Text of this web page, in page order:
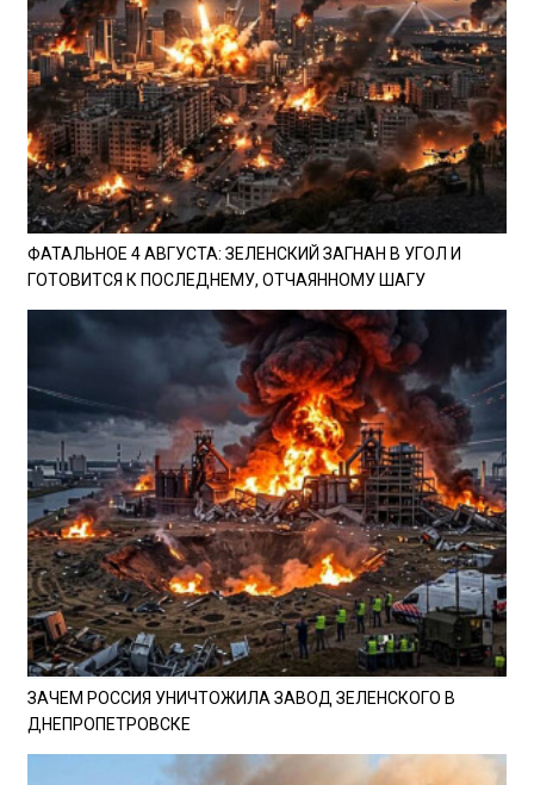
ФАТАЛЬНОЕ 4 АВГУСТА: ЗЕЛЕНСКИЙ ЗАГНАН В УГОЛ И
ГОТОВИТСЯ К ПОСЛЕДНЕМУ, ОТЧАЯННОМУ ШАГУ
ЗАЧЕМ РОССИЯ УНИЧТОЖИЛА ЗАВОД ЗЕЛЕНСКОГО В
ДНЕПРОПЕТРОВСКЕ